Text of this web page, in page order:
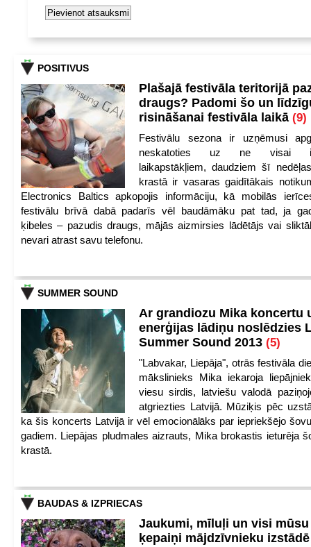
POSITIVUS
Plašajā festivāla teritorijā
draugs? Padomi šo un
risināšanai festivāla laikā (9)
Festivālu sezona ir uzņēmusi
neskatoties uz ne visai
laikapstākļiem, daudziem šī
krastā ir vasaras gaidītākais
Electronics Baltics apkopojis informāciju, kā mobilās
festivālu brīvā dabā padarīs vēl baudāmāku pat tad, ja
ķibeles – pazudis draugs, mājās aizmirsies lādētājs vai
nevari atrast savu telefonu.
SUMMER SOUND
Ar grandiozu Mika koncertu
enerģijas lādiņu noslēdzies
Summer Sound 2013 (5)
"Labvakar, Liepāja", otrās festivāla
mākslinieks Mika iekaroja
viesu sirdis, latviešu valodā
atgriezties Latvijā. Mūziķis pēc
ka šis koncerts Latvijā ir vēl emocionālāks par iepriekšējo
gadiem. Liepājas pludmales aizrauts, Mika brokastis ieturēja
krastā.
BAUDAS & IZPRIECAS
Jaukumi, mīluļi un visi
ķepaiņi mājdzīvnieku